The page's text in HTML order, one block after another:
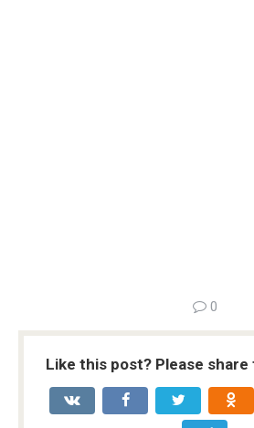
0
Like this post? Please